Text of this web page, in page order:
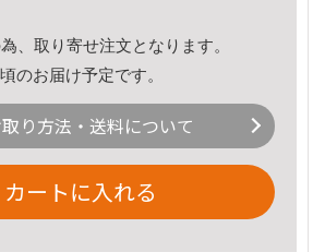
、取り寄せ注文となります。
のお届け予定です。
り方法・送料について
カートに入れる